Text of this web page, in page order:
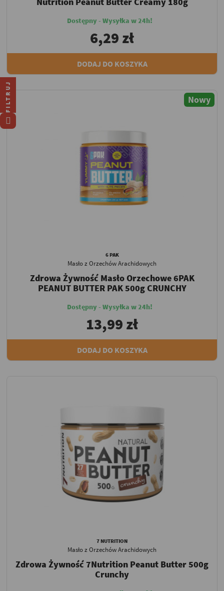
Dostępny - Wysyłka w 24h!
6,29 zł
DODAJ DO KOSZYKA
Nowy
6 PAK
Masło z Orzechów Arachidowych
Zdrowa Żywność Masło Orzechowe 6PAK
PEANUT BUTTER PAK 500g CRUNCHY
Dostępny - Wysyłka w 24h!
13,99 zł
DODAJ DO KOSZYKA
7 NUTRITION
Masło z Orzechów Arachidowych
Zdrowa Żywność 7Nutrition Peanut Butter 500g
Crunchy
FILTRUJ